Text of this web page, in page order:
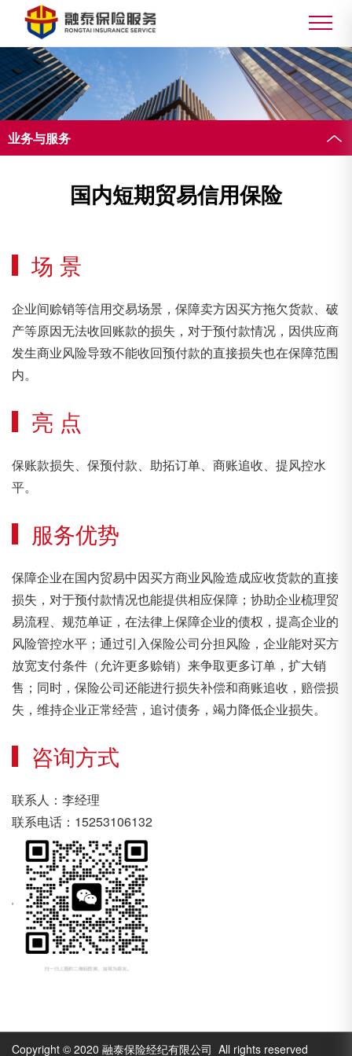
业务与服务
国内短期贸易信用保险
场 景
企业间赊销等信用交易场景，保障卖方因买方拖欠货款、破
产等原因无法收回账款的损失，对于预付款情况，因供应商
发生商业风险导致不能收回预付款的直接损失也在保障范围
内。
亮 点
保账款损失、保预付款、助拓订单、商账追收、提风控水
平。
服务优势
保障企业在国内贸易中因买方商业风险造成应收货款的直接
损失，对于预付款情况也能提供相应保障；协助企业梳理贸
易流程、规范单证，在法律上保障企业的债权，提高企业的
风险管控水平；通过引入保险公司分担风险，企业能对买方
放宽支付条件（允许更多赊销）来争取更多订单，扩大销
售；同时，保险公司还能进行损失补偿和商账追收，赔偿损
失，维持企业正常经营，追讨债务，竭力降低企业损失。
咨询方式
联系人：李经理
联系电话：15253106132
Copyright © 2020 融泰保险经纪有限公司 All rights reserved